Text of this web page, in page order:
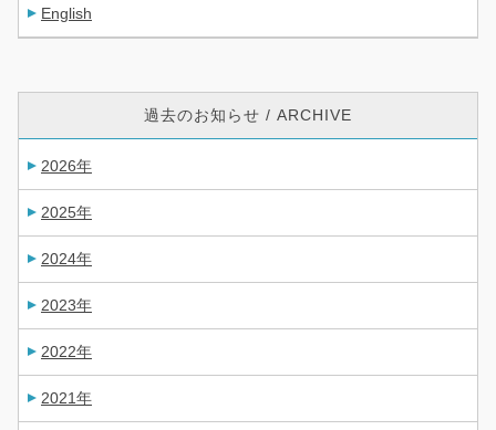
English
過去のお知らせ / ARCHIVE
2026年
2025年
2024年
2023年
2022年
2021年